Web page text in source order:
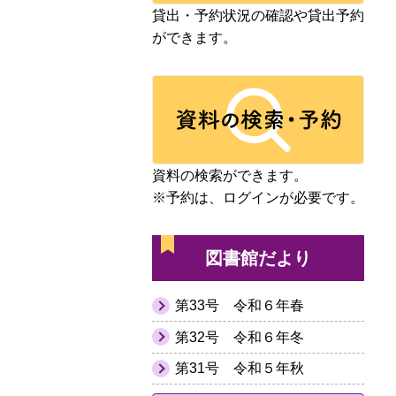
貸出・予約状況の確認や貸出予約
ができます。
資料の検索ができます。
※予約は、ログインが必要です。
図書館だより
第33号 令和６年春
第32号 令和６年冬
第31号 令和５年秋